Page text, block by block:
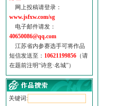
网上投稿请登录：
www.jsfxw.com/sg
电子邮件请发：
40650086@qq.com
江苏省内参赛选手可将作品
短信发送至： 10621199856 （请
在题前注明“诗意·名城”）
关键词: